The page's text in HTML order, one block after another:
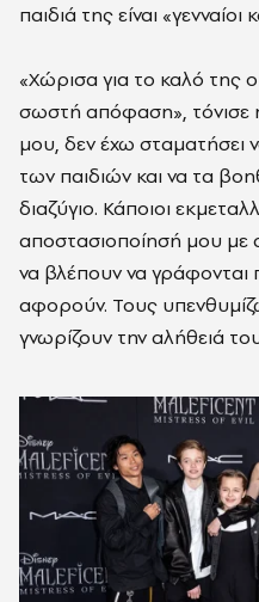
παιδιά της είναι
«Χώρισα για το καλό της
σωστή απόφαση», τόνισε
μου, δεν έχω σταματήσει
των παιδιών και να τα
διαζύγιο. Κάποιοι
αποστασιοποίησή μου με
να βλέπουν να
αφορούν. Τους
γνωρίζουν την αλήθειά